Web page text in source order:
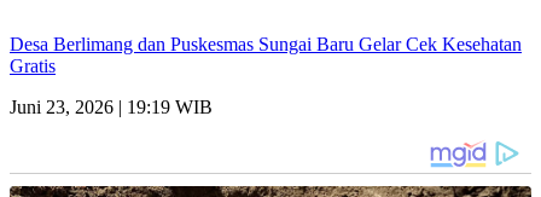
Desa Berlimang dan Puskesmas Sungai Baru Gelar Cek Kesehatan
Gratis
Juni 23, 2026 | 19:19 WIB